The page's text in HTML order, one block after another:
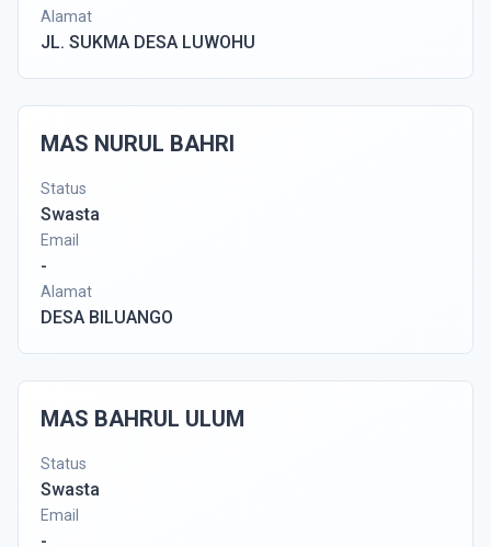
Alamat
JL. SUKMA DESA LUWOHU
MAS NURUL BAHRI
Status
Swasta
Email
-
Alamat
DESA BILUANGO
MAS BAHRUL ULUM
Status
Swasta
Email
-